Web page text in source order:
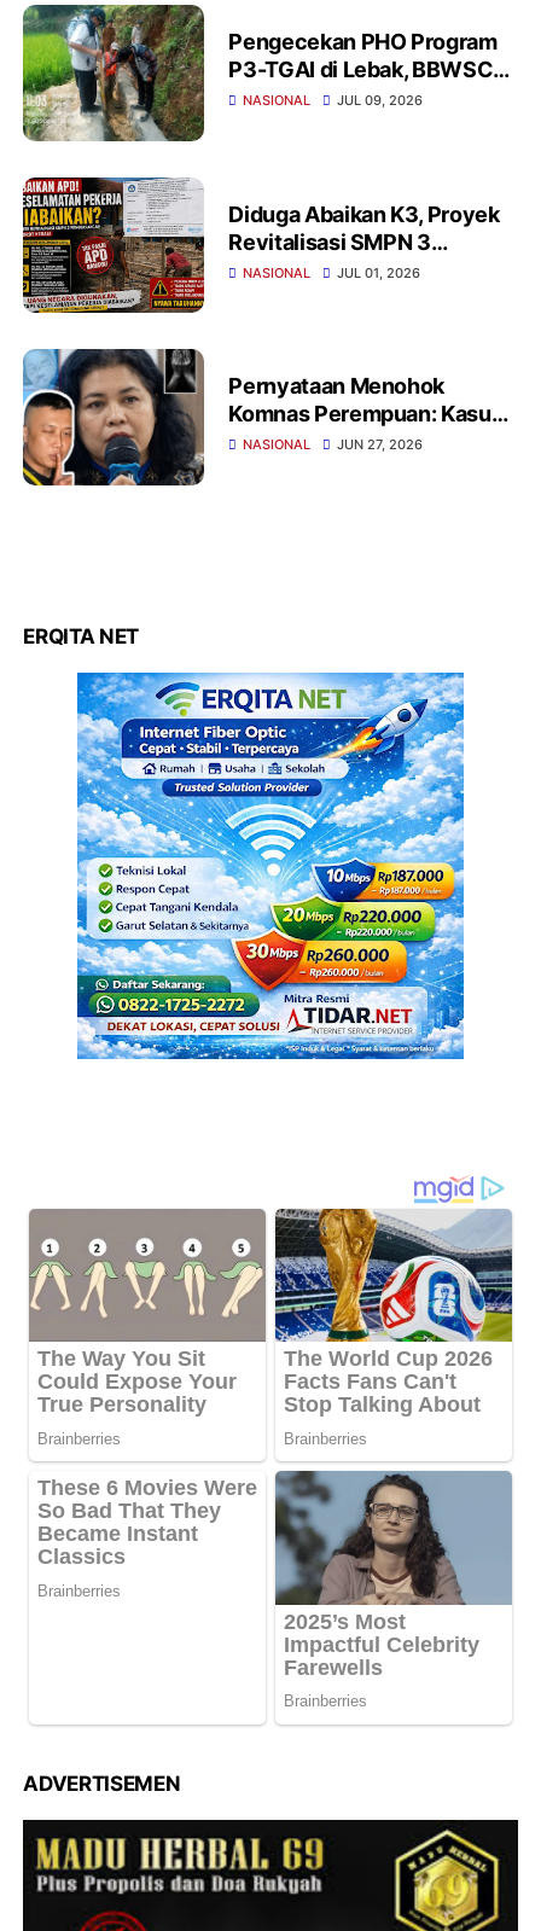
Pengecekan PHO Program
P3-TGAI di Lebak, BBWSC3:
Fisik Irigasi Sesuai
NASIONAL JUL 09, 2026
Diduga Abaikan K3, Proyek
Revitalisasi SMPN 3
Panggarangan Sorotan
NASIONAL JUL 01, 2026
Pernyataan Menohok
Komnas Perempuan: Kasus
Dugaan Penyekapan di
NASIONAL JUN 27, 2026
ERQITA NET
ADVERTISEMEN